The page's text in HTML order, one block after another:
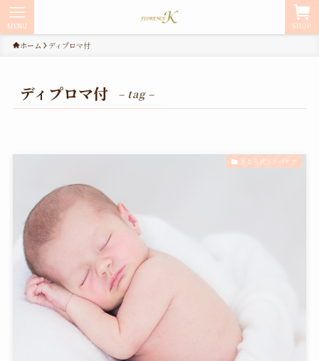
SHOP
MENU
ホーム ディプロマ付
ディプロマ付 – tag –
さとう式リンパケア